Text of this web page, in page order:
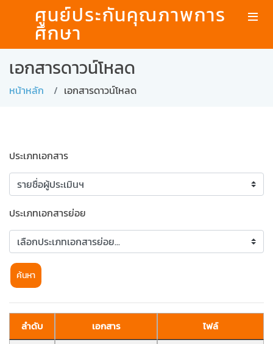
ศูนย์ประกันคุณภาพการ
ศึกษา
เอกสารดาวน์โหลด
หน้าหลัก เอกสารดาวน์โหลด
ประเภทเอกสาร
ประเภทเอกสารย่อย
ค้นหา
ลำดับ เอกสาร
ไฟล์